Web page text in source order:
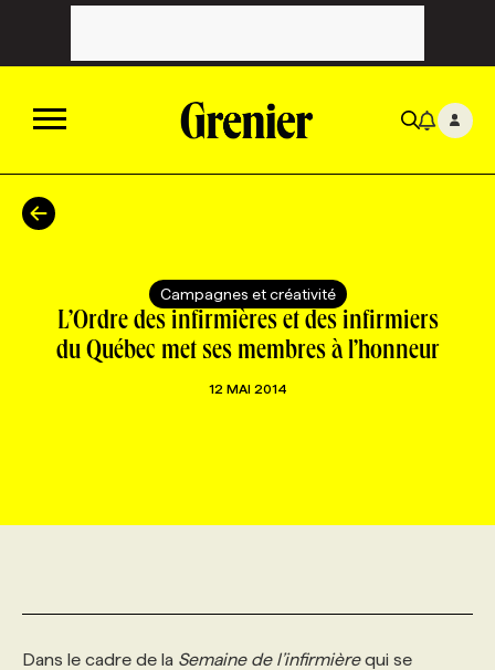
ACTUALITÉS
CATÉGORIES
TOUTES LES CATÉGORIES
CHRONIQUES
FORFAITS ABONNEMENT
INFOLETTRES
Campagnes et créativité
L’Ordre des infirmières et des infirmiers
du Québec met ses membres à l’honneur
12 MAI 2014
Dans le cadre de la Semaine de l’infirmièrequi se